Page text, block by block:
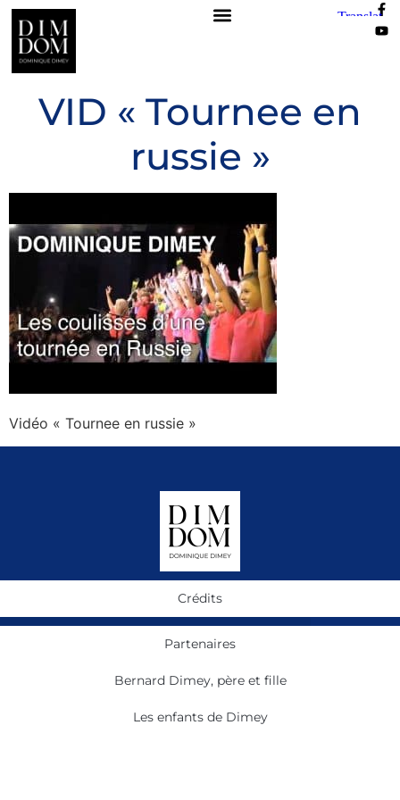
VID « Tournee en
russie »
Vidéo « Tournee en russie »
Crédits
Partenaires
Bernard Dimey, père et fille
Les enfants de Dimey